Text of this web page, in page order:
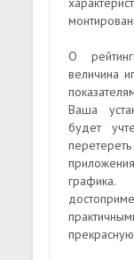
О
величина
Ваша
будет